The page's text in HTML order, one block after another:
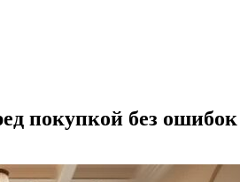
покупкой без ошибок